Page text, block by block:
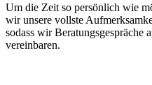
Um die Zeit so persönlich wie
wir unsere vollste
sodass wir Beratungsgespräche
vereinbaren.